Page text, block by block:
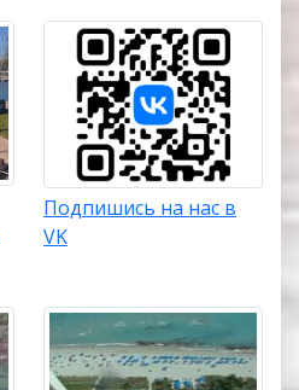
Подпишись на нас в
VK